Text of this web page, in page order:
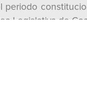
periodo
Legislativa de